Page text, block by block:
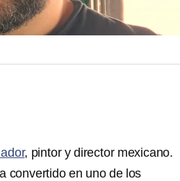
, pintor y director mexicano.
convertido en uno de los